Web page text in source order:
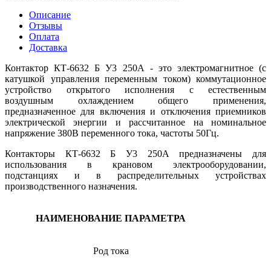
Описание
Отзывы
Оплата
Доставка
Контактор КТ-6632 Б У3 250А - это электромагнитное (с
катушкой управления переменным током) коммутационное
устройство открытого исполнения с естественным
воздушным охлаждением общего применения,
предназначенное для включения и отключения приемников
электрической энергии и рассчитанное на номинальное
напряжение 380В переменного тока, частоты 50Гц.
Контакторы КТ-6632 Б У3 250А предназначены для
использования в крановом электрооборудовании,
подстанциях и в распределительных устройствах
производственного назначения.
НАИМЕНОВАНИЕ ПАРАМЕТРА
Род тока